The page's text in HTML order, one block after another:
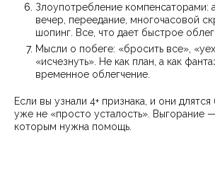
Злоупотребление компенсаторами:
вечер, переедание, многочасовой
шопинг. Все, что дает быстрое
Мысли о побеге: «бросить все»,
«исчезнуть». Не как план, а как
временное облегчение.
Если вы узнали 4+ признака, и они
уже не «просто усталость». Выгорание
которым нужна помощь.